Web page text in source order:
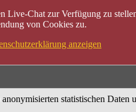
Chat zur Verfügung zu
von Cookies zu.
anzeigen
statistischen Daten